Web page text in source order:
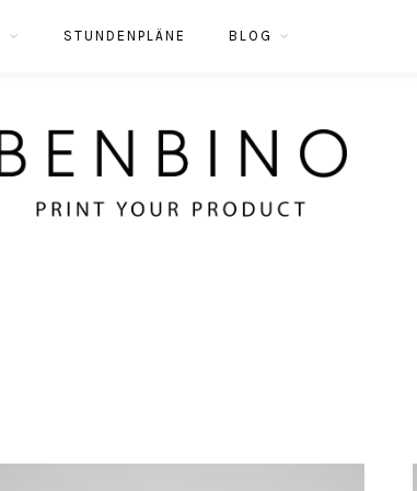
STUNDENPLÄNE BLOG